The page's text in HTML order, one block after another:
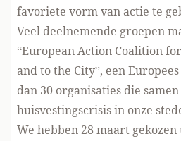
favoriete vorm van actie te
Veel deelnemende groepen
“European Action Coalition
and to the City”, een
dan 30 organisaties die
huisvestingscrisis in onze
We hebben 28 maart